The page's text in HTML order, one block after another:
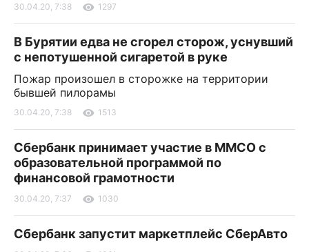
30.04.20, 7:38 1297
В Бурятии едва не сгорел сторож, уснувший
с непотушенной сигаретой в руке
Пожар произошел в сторожке на территории
бывшей пилорамы
30.04.20, 7:38 1513
Сбербанк принимает участие в ММСО с
образовательной программой по
финансовой грамотности
30.04.20, 7:37 1030
Сбербанк запустит маркетплейс СберАвто